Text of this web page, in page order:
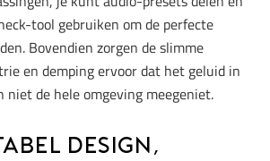
tool gebruiken om de perfecte
Bovendien zorgen de slimme
en demping ervoor dat het geluid in
de hele omgeving meegeniet.
design,